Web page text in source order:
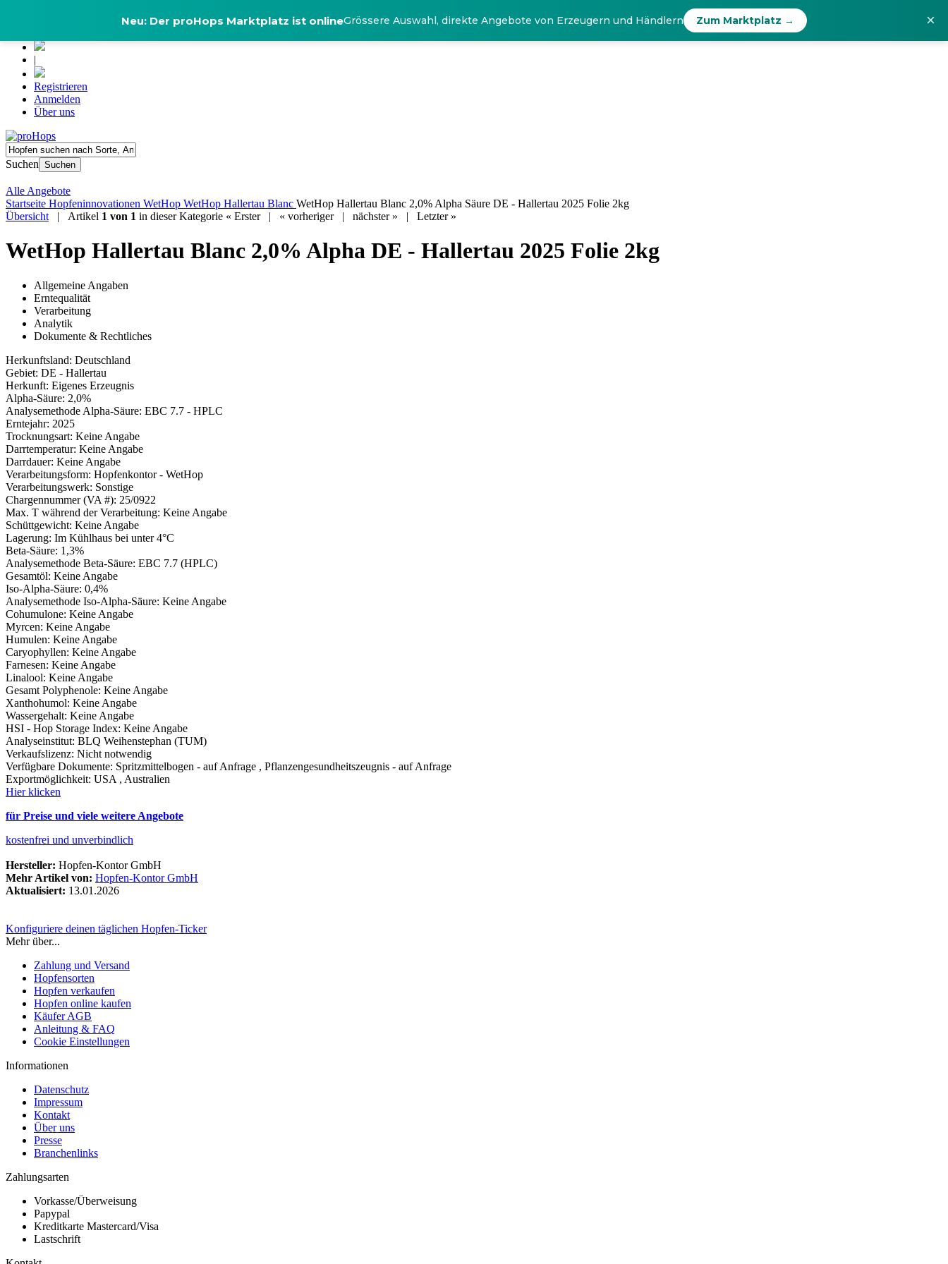
|
Registrieren
Anmelden
Über uns
Suchen Suchen
Alle Angebote
Startseite Hopfeninnovationen WetHop WetHop Hallertau Blanc WetHop Hallertau Blanc 2,0% Alpha Säure DE - Hallertau 2025 Folie 2kg
Übersicht | Artikel 1 von 1 in dieser Kategorie « Erster| « vorheriger| nächster » | Letzter »
WetHop Hallertau Blanc 2,0% Alpha DE - Hallertau 2025 Folie 2kg
Allgemeine Angaben
Erntequalität
Verarbeitung
Analytik
Dokumente & Rechtliches
Herkunftsland: Deutschland
Gebiet: DE - Hallertau
Herkunft: Eigenes Erzeugnis
Alpha-Säure: 2,0%
Analysemethode Alpha-Säure: EBC 7.7 - HPLC
Erntejahr: 2025
Trocknungsart: Keine Angabe
Darrtemperatur: Keine Angabe
Darrdauer: Keine Angabe
Verarbeitungsform: Hopfenkontor - WetHop
Verarbeitungswerk: Sonstige
Chargennummer (VA #): 25/0922
Max. T während der Verarbeitung: Keine Angabe
Schüttgewicht: Keine Angabe
Lagerung: Im Kühlhaus bei unter 4°C
Beta-Säure: 1,3%
Analysemethode Beta-Säure: EBC 7.7 (HPLC)
Gesamtöl: Keine Angabe
Iso-Alpha-Säure: 0,4%
Analysemethode Iso-Alpha-Säure: Keine Angabe
Cohumulone: Keine Angabe
Myrcen: Keine Angabe
Humulen: Keine Angabe
Caryophyllen: Keine Angabe
Farnesen: Keine Angabe
Linalool: Keine Angabe
Gesamt Polyphenole: Keine Angabe
Xanthohumol: Keine Angabe
Wassergehalt: Keine Angabe
HSI - Hop Storage Index: Keine Angabe
Analyseinstitut: BLQ Weihenstephan (TUM)
Verkaufslizenz: Nicht notwendig
Verfügbare Dokumente: Spritzmittelbogen - auf Anfrage , Pflanzengesundheitszeugnis - auf Anfrage
Exportmöglichkeit: USA , Australien
Hier klicken
für Preise und viele weitere Angebote
kostenfrei und unverbindlich
Hersteller: Hopfen-Kontor GmbH
Mehr Artikel von: Hopfen-Kontor GmbH
Aktualisiert: 13.01.2026
Konfiguriere deinen täglichen Hopfen-Ticker
Mehr über...
Zahlung und Versand
Hopfensorten
Hopfen verkaufen
Hopfen online kaufen
Käufer AGB
Anleitung & FAQ
Cookie Einstellungen
Informationen
Datenschutz
Impressum
Kontakt
Über uns
Presse
Branchenlinks
Zahlungsarten
Vorkasse/Überweisung
Papypal
Kreditkarte Mastercard/Visa
Lastschrift
Neu: Der proHops Marktplatz ist onlineGrössere Auswahl, direkte Angebote von Erzeugern und Händlern Zum Marktplatz → ×